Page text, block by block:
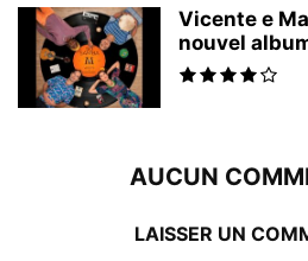
Vicente e
nouvel
AUCUN
LAISSER UN